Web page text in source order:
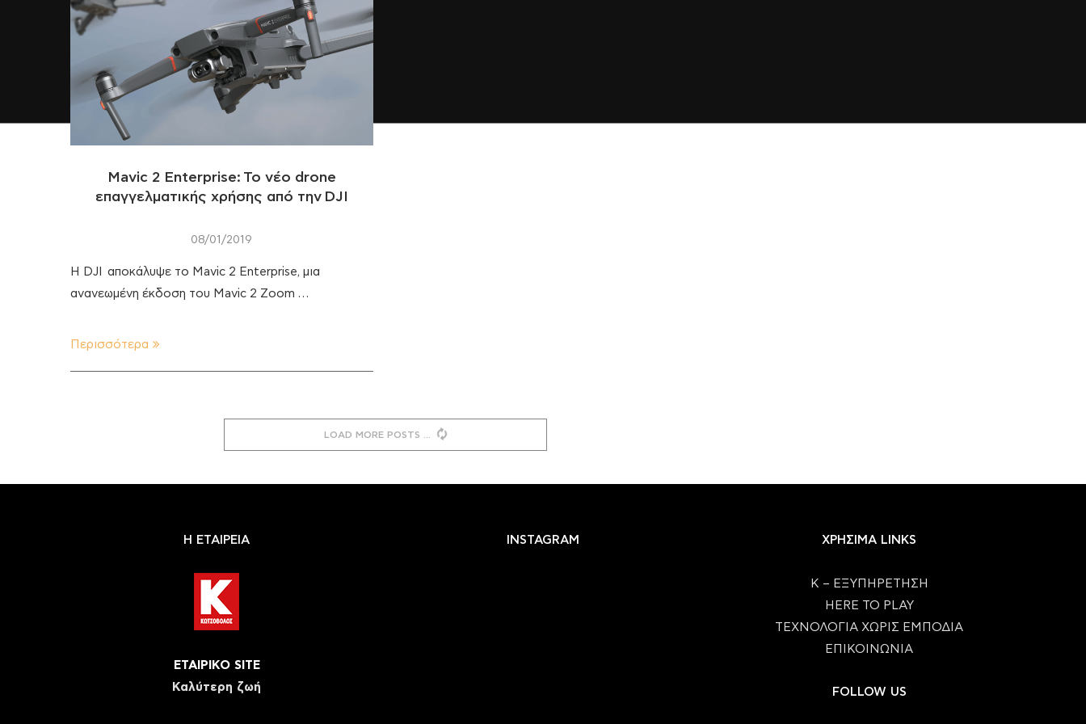
Mavic 2 Enterprise: Το νέο drone
επαγγελματικής χρήσης από την DJI
08/01/2019
Η DJI αποκάλυψε το Mavic 2 Enterprise, μια
ανανεωμένη έκδοση του Mavic 2 Zoom …
Περισσότερα
LOAD MORE POSTS
Η ΕΤΑΙΡΕΙΑ
ΕΤΑΙΡΙΚΟ SITE
Καλύτερη ζωή
INSTAGRAM ΧΡΗΣΙΜΑ LINKS
Κ – ΕΞΥΠΗΡΕΤΗΣΗ
HERE TO PLAY
ΤΕΧΝΟΛΟΓΙΑ ΧΩΡΙΣ ΕΜΠΟΔΙΑ
ΕΠΙΚΟΙΝΩΝΙΑ
FOLLOW US